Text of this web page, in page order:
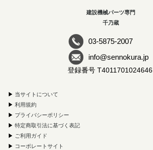
建設機械パーツ専門
千乃蔵
03-5875-2007
info@sennokura.jp
登録番号 T4011701024646
▶ 当サイトについて
▶ 利用規約
▶ プライバシーポリシー
▶ 特定商取引法に基づく表記
▶ ご利用ガイド
▶ コーポレートサイト